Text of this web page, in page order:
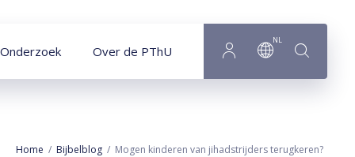
Onderzoek Over de PThU
NL
Home Bijbelblog Mogen kinderen van jihadstrijders terugkeren?